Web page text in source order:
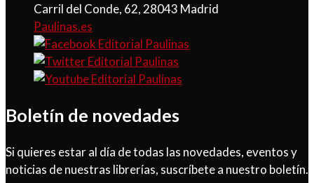
Carril del Conde, 62, 28043 Madrid
Paulinas.es
Boletín de novedades
Si quieres estar al día de todas las novedades, eventos y
noticias de nuestras librerías, suscríbete a nuestro boletín.